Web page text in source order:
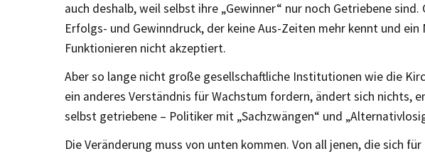
auch deshalb, weil selbst ihre „Gewinner“ nur noch Getriebene sind.
Erfolgs- und Gewinndruck, der keine Aus-Zeiten mehr kennt und ein
Funktionieren nicht akzeptiert.
Aber so lange nicht große gesellschaftliche Institutionen wie die
ein anderes Verständnis für Wachstum fordern, ändert sich nichts,
selbst getriebene – Politiker mit „Sachzwängen“ und
Die Veränderung muss von unten kommen. Von all jenen, die sich